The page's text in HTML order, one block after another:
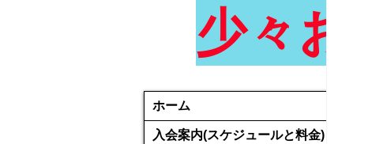
ホーム
入会案内(スケジュールと料金)
少々お